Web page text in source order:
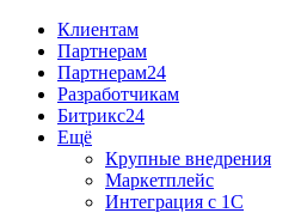
Клиентам
Партнерам
Партнерам24
Разработчикам
Битрикс24
Ещё
Крупные внедрения
Маркетплейс
Интеграция с 1С